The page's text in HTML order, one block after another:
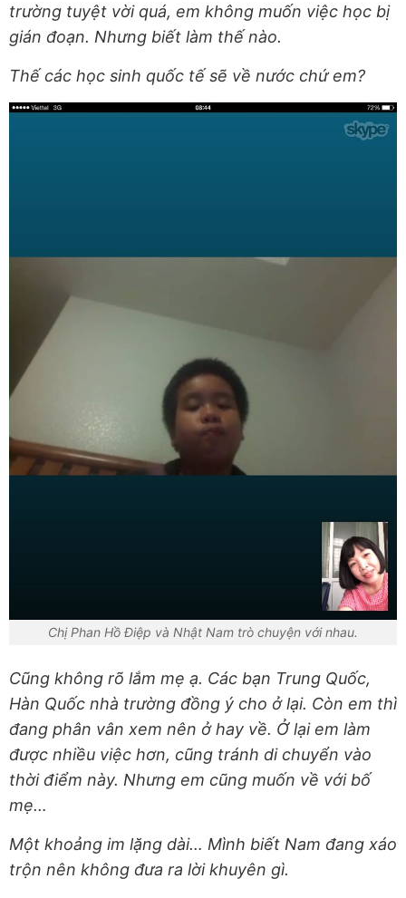
trường tuyệt vời quá, em không muốn việc học bị
gián đoạn. Nhưng biết làm thế nào.
Thế các học sinh quốc tế sẽ về nước chứ em?
Chị Phan Hồ Điệp và Nhật Nam trò chuyện với nhau.
Cũng không rõ lắm mẹ ạ. Các bạn Trung Quốc,
Hàn Quốc nhà trường đồng ý cho ở lại. Còn em thì
đang phân vân xem nên ở hay về. Ở lại em làm
được nhiều việc hơn, cũng tránh di chuyển vào
thời điểm này. Nhưng em cũng muốn về với bố
mẹ…
Một khoảng im lặng dài… Mình biết Nam đang xáo
trộn nên không đưa ra lời khuyên gì.